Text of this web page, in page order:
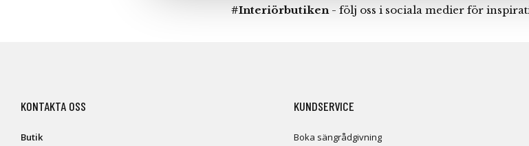
#Interiörbutiken- följ oss i sociala medier för
KONTAKTA OSS
Butik
KUNDSERVICE
Boka sängrådgivning